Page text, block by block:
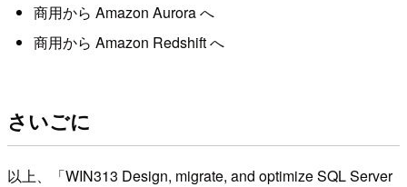
商用から Amazon Aurora へ
商用から Amazon Redshift へ
さいごに
以上、「WIN313 Design, migrate, and optimize SQL Server